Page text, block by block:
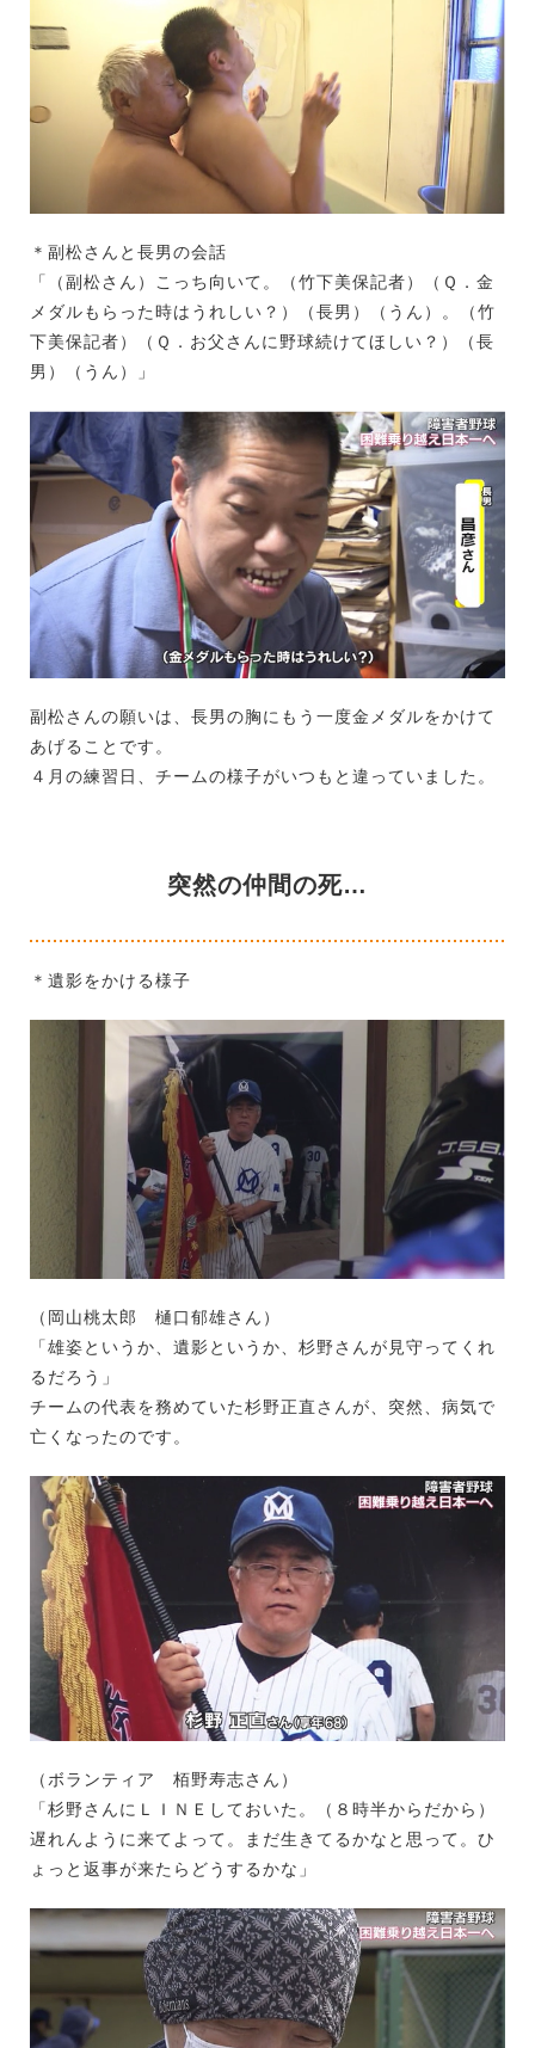
＊副松さんと長男の会話
「（副松さん）こっち向いて。（竹下美保記者）（Ｑ．金
メダルもらった時はうれしい？）（長男）（うん）。（竹
下美保記者）（Ｑ．お父さんに野球続けてほしい？）（長
男）（うん）」
副松さんの願いは、長男の胸にもう一度金メダルをかけて
あげることです。
４月の練習日、チームの様子がいつもと違っていました。
突然の仲間の死…
＊遺影をかける様子
（岡山桃太郎 樋口郁雄さん）
「雄姿というか、遺影というか、杉野さんが見守ってくれ
るだろう」
チームの代表を務めていた杉野正直さんが、突然、病気で
亡くなったのです。
（ボランティア 栢野寿志さん）
「杉野さんにＬＩＮＥしておいた。（８時半からだから）
遅れんように来てよって。まだ生きてるかなと思って。ひ
ょっと返事が来たらどうするかな」